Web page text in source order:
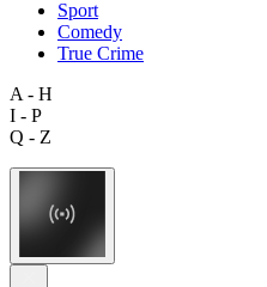
Sport
Comedy
True Crime
A - H
I - P
Q - Z